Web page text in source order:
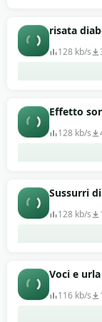
risata
128 kb/s
Effetto
128 kb/s
Sussurri
128 kb/s
Voci e
116 kb/s